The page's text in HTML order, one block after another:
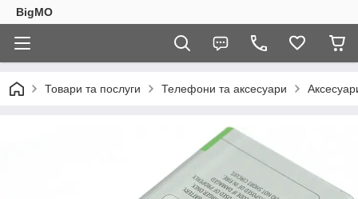
BigMO
Товари та послуги Телефони та аксесуари